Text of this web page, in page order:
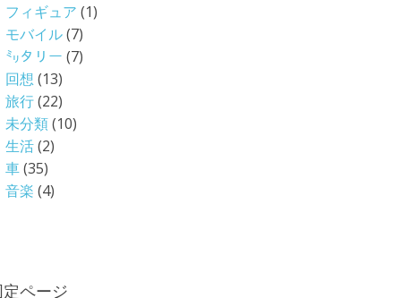
フィギュア (1)
モバイル(7)
㍉タリー (7)
回想 (13)
旅行(22)
未分類(10)
生活(2)
車(35)
音楽 (4)
ページ